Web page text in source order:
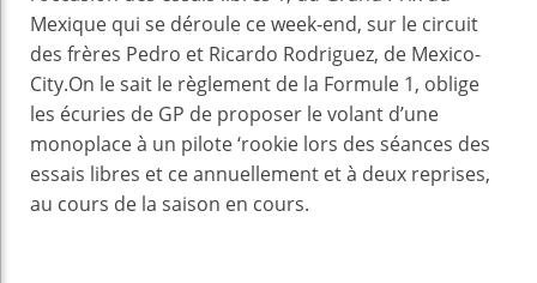
Mexique qui se déroule ce week-end, sur le circuit
des frères Pedro et Ricardo Rodriguez, de Mexico-
City.On le sait le règlement de la Formule 1, oblige
les écuries de GP de proposer le volant d’une
monoplace à un pilote ‘rookie lors des séances des
essais libres et ce annuellement et à deux reprises,
au cours de la saison en cours.